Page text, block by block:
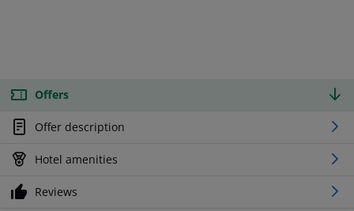
Offers
Offer description
Hotel amenities
Reviews